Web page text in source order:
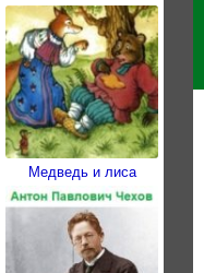
Медведь и лиса